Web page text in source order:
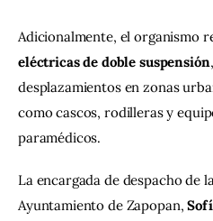
Adicionalmente, el organismo
eléctricas de doble suspensión
desplazamientos en zonas
como cascos, rodilleras y
paramédicos.
La encargada de despacho de
Ayuntamiento de Zapopan,